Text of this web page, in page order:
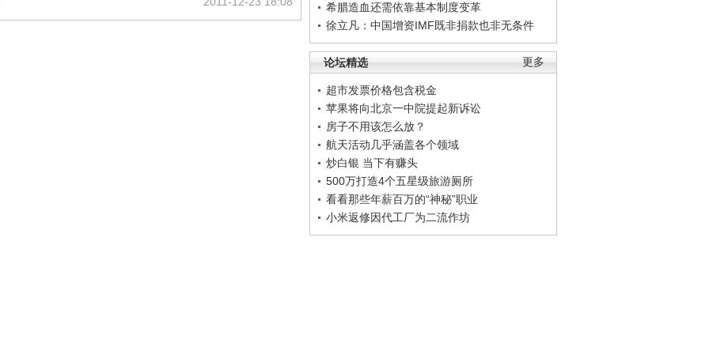
希腊造血还需依靠基本制度变革
徐立凡：中国增资IMF既非捐款也非无条件
更多
论坛精选
超市发票价格包含税金
苹果将向北京一中院提起新诉讼
房子不用该怎么放？
航天活动几乎涵盖各个领域
炒白银 当下有赚头
500万打造4个五星级旅游厕所
看看那些年薪百万的“神秘”职业
小米返修因代工厂为二流作坊